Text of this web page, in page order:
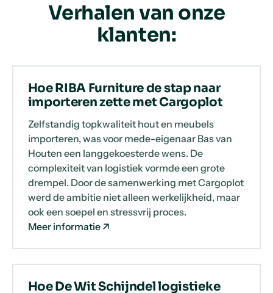
Verhalen van onze
klanten:
Hoe RIBA Furniture de stap naar
importeren zette met Cargoplot
Zelfstandig topkwaliteit hout en meubels
importeren, was voor mede-eigenaar Bas van
Houten een langgekoesterde wens. De
complexiteit van logistiek vormde een grote
drempel. Door de samenwerking met Cargoplot
werd de ambitie niet alleen werkelijkheid, maar
ook een soepel en stressvrij proces.
Meer informatie
Hoe De Wit Schijndel logistieke